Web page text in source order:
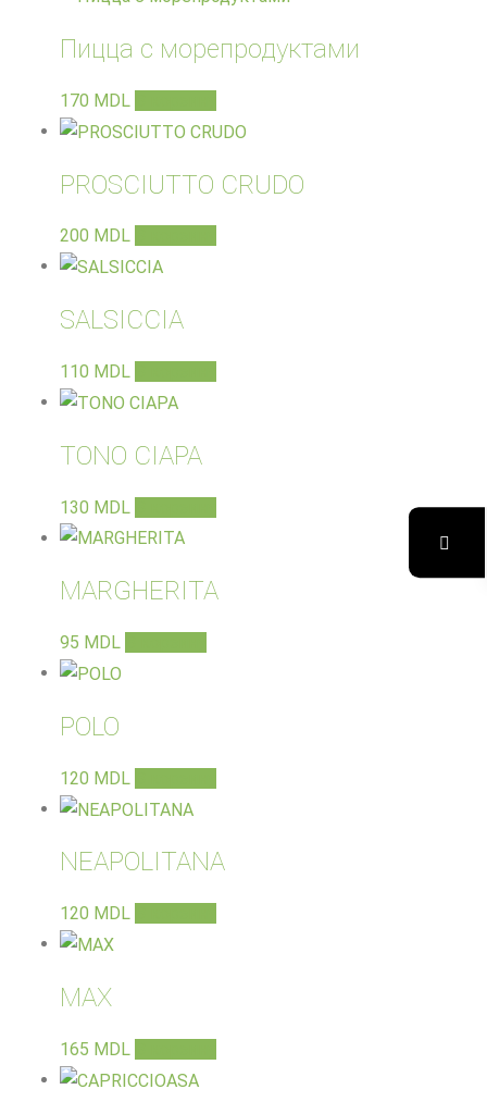
Пицца с морепродуктами
170 MDL
PROSCIUTTO CRUDO
200 MDL
SALSICCIA
110 MDL
TONO CIAPA
130 MDL
MARGHERITA
95 MDL
POLO
120 MDL
NEAPOLITANA
120 MDL
MAX
165 MDL